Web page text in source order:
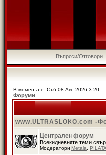
Въпроси/Отговори
В момента е: Съб 08 Авг, 2026 3:20
Форуми
www.ULTRASLOKO.com -
Централен форум
Всекидневните теми
Модератори Metala PILATA